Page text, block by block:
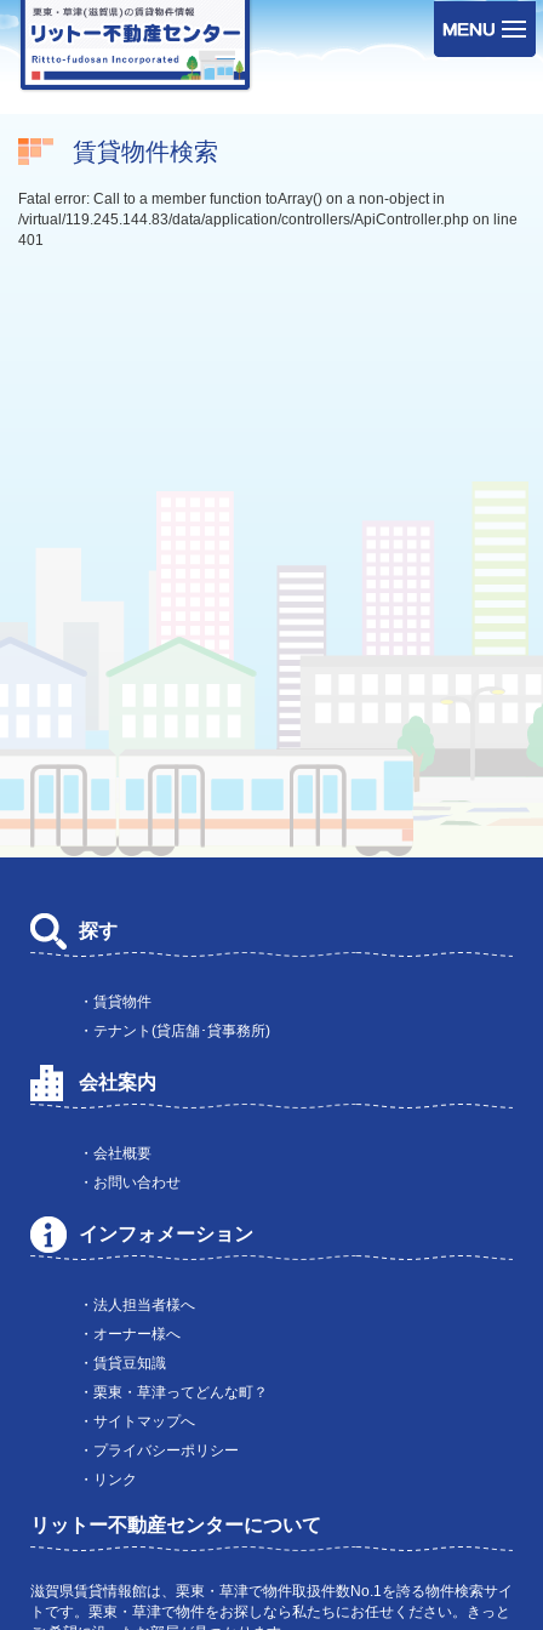
賃貸物件検索
Fatal error: Call to a member function toArray() on a non-object in
/virtual/119.245.144.83/data/application/controllers/ApiController.php on line
401
探す
・賃貸物件
・テナント(貸店舗･貸事務所)
会社案内
・会社概要
・お問い合わせ
インフォメーション
・法人担当者様へ
・オーナー様へ
・賃貸豆知識
・栗東・草津ってどんな町？
・サイトマップへ
・プライバシーポリシー
・リンク
リットー不動産センターについて
滋賀県賃貸情報館は、栗東・草津で物件取扱件数No.1を誇る物件検索サイ
トです。栗東・草津で物件をお探しなら私たちにお任せください。きっと